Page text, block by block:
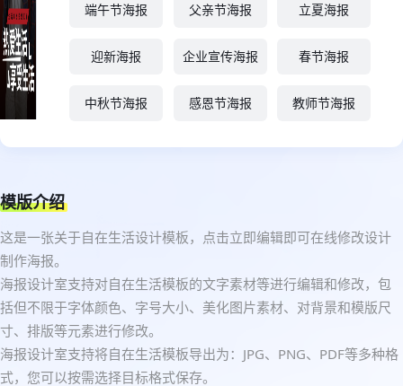
端午节海报 父亲节海报 立夏海报
迎新海报 企业宣传海报 春节海报
中秋节海报 感恩节海报 教师节海报
模版介绍
这是一张关于自在生活设计模板，点击立即编辑即可在线修改设计
制作海报。
海报设计室支持对自在生活模板的文字素材等进行编辑和修改，包
括但不限于字体颜色、字号大小、美化图片素材、对背景和模版尺
寸、排版等元素进行修改。
海报设计室支持将自在生活模板导出为：JPG、PNG、PDF等多种格
式，您可以按需选择目标格式保存。